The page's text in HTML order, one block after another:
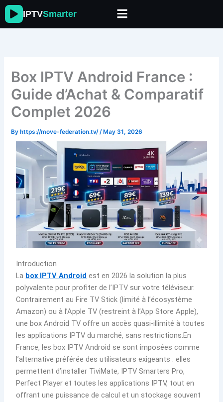
Skip
to
content
IPTVSmarter
Box IPTV Android France :
Guide d’Achat & Comparatif
Complet 2026
By https://move-federation.tv// May 31, 2026
Introduction
La box IPTV Android est en 2026 la solution la plus
polyvalente pour profiter de l’IPTV sur votre téléviseur.
Contrairement au Fire TV Stick (limité à l’écosystème
Amazon) ou à l’Apple TV (restreint à l’App Store Apple),
une box Android TV offre un accès quasi-illimité à toutes
les applications IPTV du marché, sans restrictions.En
France, les box IPTV Android se sont imposées comme
l’alternative préférée des utilisateurs exigeants : elles
permettent d’installer TiviMate, IPTV Smarters Pro,
Perfect Player et toutes les applications IPTV, tout en
offrant une puissance de calcul et un stockage souvent